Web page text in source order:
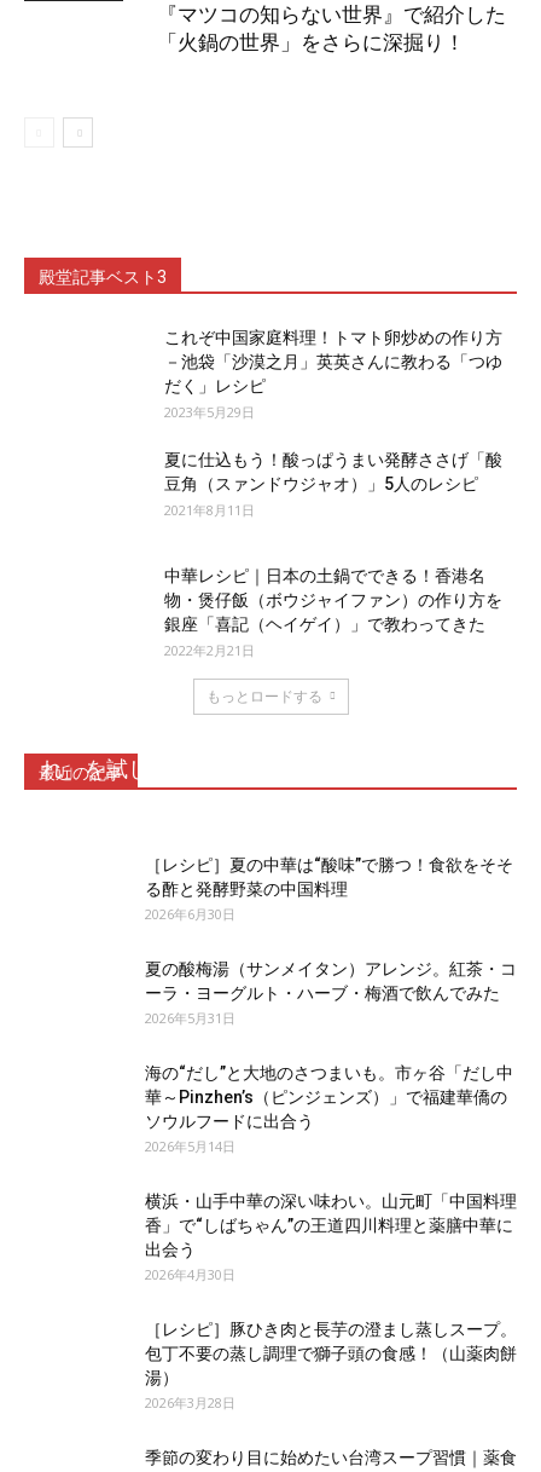
『マツコの知らない世界』で紹介した
「火鍋の世界」をさらに深掘り！
殿堂記事ベスト3
これぞ中国家庭料理！トマト卵炒めの作り方
－池袋「沙漠之月」英英さんに教わる「つゆ
だく」レシピ
2023年5月29日
夏に仕込もう！酸っぱうまい発酵ささげ「酸
豆角（スァンドウジャオ）」5人のレシピ
2021年8月11日
中華レシピ｜日本の土鍋でできる！香港名
物・煲仔飯（ボウジャイファン）の作り方を
銀座「喜記（ヘイゲイ）」で教わってきた
2022年2月21日
もっとロードする
最近の記事
れ」を試してみた
［レシピ］夏の中華は“酸味”で勝つ！食欲をそそ
る酢と発酵野菜の中国料理
2026年6月30日
夏の酸梅湯（サンメイタン）アレンジ。紅茶・コ
ーラ・ヨーグルト・ハーブ・梅酒で飲んでみた
2026年5月31日
海の“だし”と大地のさつまいも。市ヶ谷「だし中
華～Pinzhen’s（ピンジェンズ）」で福建華僑の
ソウルフードに出合う
2026年5月14日
横浜・山手中華の深い味わい。山元町「中国料理
香」で“しばちゃん”の王道四川料理と薬膳中華に
出会う
2026年4月30日
［レシピ］豚ひき肉と長芋の澄まし蒸しスープ。
包丁不要の蒸し調理で獅子頭の食感！（山薬肉餅
湯）
2026年3月28日
季節の変わり目に始めたい台湾スープ習慣｜薬食